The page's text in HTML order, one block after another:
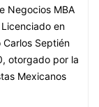
Negocios MBA
en
Carlos Septién
otorgado por la
Mexicanos